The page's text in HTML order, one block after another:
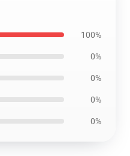
100%
0%
0%
0%
0%